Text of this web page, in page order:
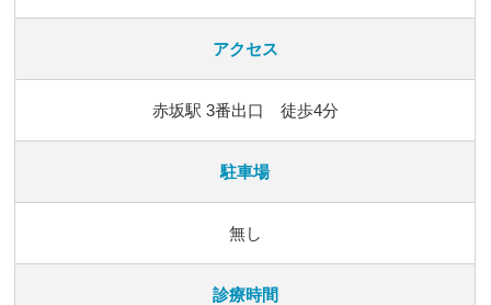
アクセス
赤坂駅 3番出口 徒歩4分
駐車場
無し
診療時間